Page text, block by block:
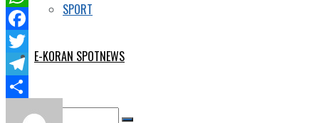
SPORT
E-KORAN SPOTNEWS
WhatsApp
Facebook
Twitter
Telegram
Share